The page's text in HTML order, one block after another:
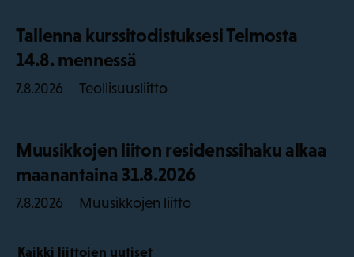
Tallenna kurssitodistuksesi Telmosta
14.8. mennessä
7.8.2026 Teollisuusliitto
Muusikkojen liiton residenssihaku alkaa
maanantaina 31.8.2026
7.8.2026 Muusikkojen liitto
Kaikki liittojen uutiset